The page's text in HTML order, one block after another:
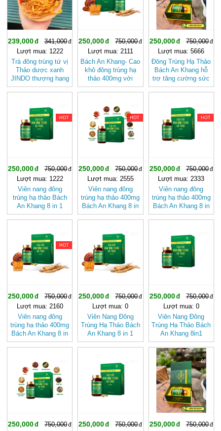
239,000
341,000
Lượt mua: 1222
Trà đông trùng tứ vị
Thảo dược xanh
JINDO thượng hạng
12g tác dụng giúp
đẹp da, tốt cho sức
250,000
750,000
Lượt mua: 2111
Bách An Khang- Cao
khô đông trùng hạ
thảo 400mg với
thành phần 8 in 1
đậm đặc gấp 10 giúp
bảo vệ gia đình bạn
250,000
750,000
Lượt mua: 5666
Đông Trùng Hạ Thảo
Bách An Khang hỗ
trợ tăng cường sức
khỏe, giảm mệt mỏi
(hộp 30 viên)
HOT
250,000
750,000
Lượt mua: 1222
Viên nang đông
trùng hạ thảo Bách
An Khang 8 in 1
đậm đặc gấp 10 giúp
HOT
250,000
750,000
Lượt mua: 2555
Viên nang đông
trùng hạ thảo 400mg
Bách An Khang 8 in
1 đậm đặc gấp 10
đình bạn
HOT
250,000
750,000
Lượt mua: 2333
Viên nang đông
trùng hạ thảo 400mg
Bách An Khang 8 in
1 đậm đặc gấp 10
HOT
250,000
750,000
Lượt mua: 2160
Viên nang đông
trùng hạ thảo 400mg
Bách An Khang 8 in
1 đậm đặc gấp 10
đình bạn
250,000
750,000
Lượt mua: 0
Viên Nang Đông
Trùng Hạ Thảo Bách
An Khang 8 in 1
Đậm Đặc Gấp 10
250,000
750,000
Lượt mua: 0
Viên Nang Đông
Trùng Hạ Thảo Bách
An Khang 8in1
400mg Đậm Đặc
Gấp 10 Jindo
250,000
750,000
250,000
750,000
-66%
250,000
750,000